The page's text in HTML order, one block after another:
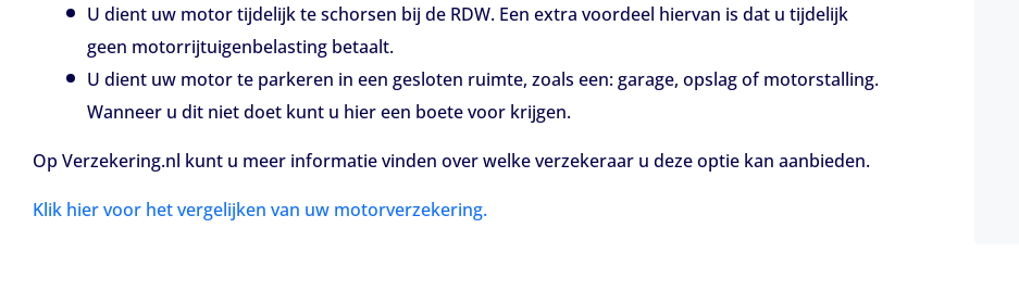
U dient uw motor tijdelijk te schorsen bij de RDW. Een extra voordeel hiervan is dat u tijdelijk
geen motorrijtuigenbelasting betaalt.
U dient uw motor te parkeren in een gesloten ruimte, zoals een: garage, opslag of motorstalling.
Wanneer u dit niet doet kunt u hier een boete voor krijgen.
Op Verzekering.nl kunt u meer informatie vinden over welke verzekeraar u deze optie kan aanbieden.
Klik hier voor het vergelijken van uw motorverzekering.